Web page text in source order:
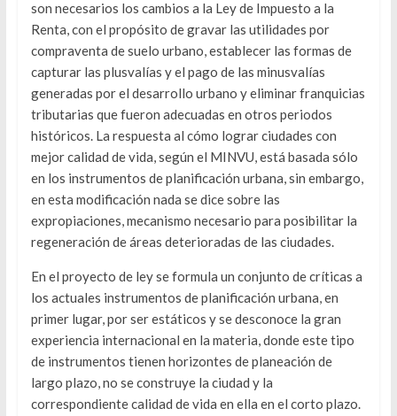
son necesarios los cambios a la Ley de Impuesto a la
Renta, con el propósito de gravar las utilidades por
compraventa de suelo urbano, establecer las formas de
capturar las plusvalías y el pago de las minusvalías
generadas por el desarrollo urbano y eliminar franquicias
tributarias que fueron adecuadas en otros periodos
históricos. La respuesta al cómo lograr ciudades con
mejor calidad de vida, según el MINVU, está basada sólo
en los instrumentos de planificación urbana, sin embargo,
en esta modificación nada se dice sobre las
expropiaciones, mecanismo necesario para posibilitar la
regeneración de áreas deterioradas de las ciudades.
En el proyecto de ley se formula un conjunto de críticas a
los actuales instrumentos de planificación urbana, en
primer lugar, por ser estáticos y se desconoce la gran
experiencia internacional en la materia, donde este tipo
de instrumentos tienen horizontes de planeación de
largo plazo, no se construye la ciudad y la
correspondiente calidad de vida en ella en el corto plazo.